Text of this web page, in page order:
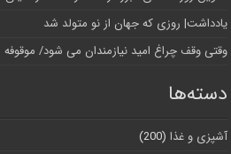
یادداشت| روزی که جهان از نو متولد شد
وقتی وقف چراغ امید نیازمندان می شود/ موقوفه
دسته‌ها
آشپزی و غذا (200)